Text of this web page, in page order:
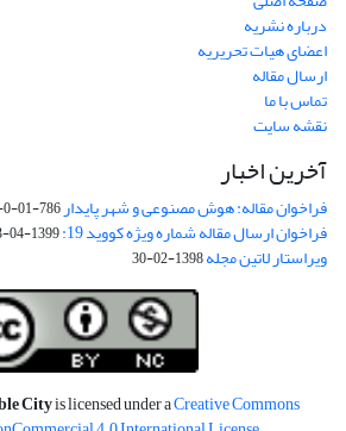
درباره نشریه
اعضای هیات تحریریه
ارسال مقاله
تماس با ما
نقشه سایت
آخرین اخبار
فراخوان مقاله: هوش مصنوعی و شهر پایدار786-01-0-1279
فراخوان ارسال مقاله شماره ویژه کووید 19: 1399-04-23
ویراستار لاتین مجله1398-02-30
Cityis licensed under aCreative Commons